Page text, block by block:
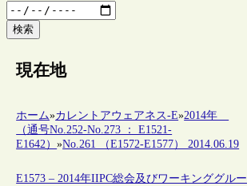
検索
現在地
ホーム»カレントアウェアネス-E»2014年
（通号No.252-No.273 ： E1521-
E1642）»No.261 （E1572-E1577） 2014.06.19
E1573 – 2014年IIPC総会及びワーキンググルー